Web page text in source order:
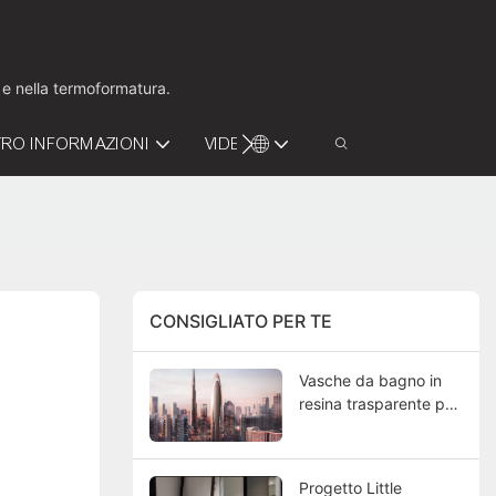
nella termoformatura.
INFORMAZIONI VIDEO CONTATTACI
CONSIGLIATO PER TE
Vasche da bagno in
resina trasparente per
Progetto Little